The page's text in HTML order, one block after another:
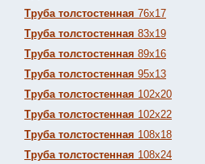
Труба толстостенная 76х17
Труба толстостенная 83х19
Труба толстостенная 89х16
Труба толстостенная 95х13
Труба толстостенная 102х20
Труба толстостенная 102х22
Труба толстостенная 108х18
Труба толстостенная 108х24